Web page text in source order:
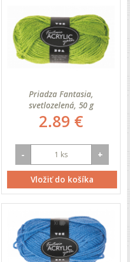
Priadza Fantasia,
svetlozelená, 50 g
2.89 €
- +
Vložiť do košíka